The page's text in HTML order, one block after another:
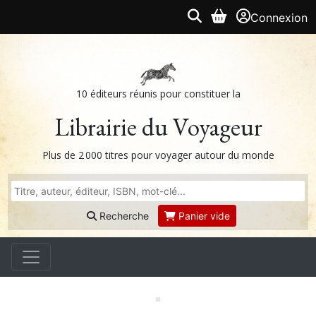
Connexion
10 éditeurs réunis pour constituer la
Librairie du Voyageur
Plus de 2 000 titres pour voyager autour du monde
Recherche Panier vide